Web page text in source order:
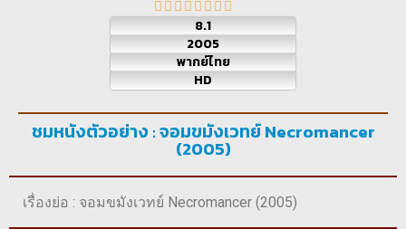
8.1
2005
พากย์ไทย
HD
ชมหนังตัวอย่าง : จอมขมังเวทย์ Necromancer
(2005)
เรื่องย่อ : จอมขมังเวทย์ Necromancer (2005)